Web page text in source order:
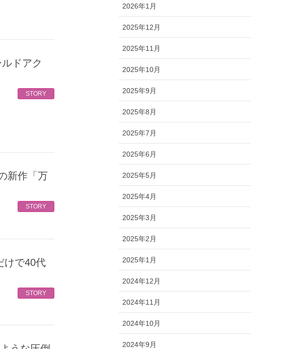
STORY
STORY
STORY
2026年1月
2025年12月
2025年11月
2025年10月
2025年9月
2025年8月
2025年7月
2025年6月
2025年5月
2025年4月
2025年3月
2025年2月
2025年1月
2024年12月
2024年11月
2024年10月
2024年9月